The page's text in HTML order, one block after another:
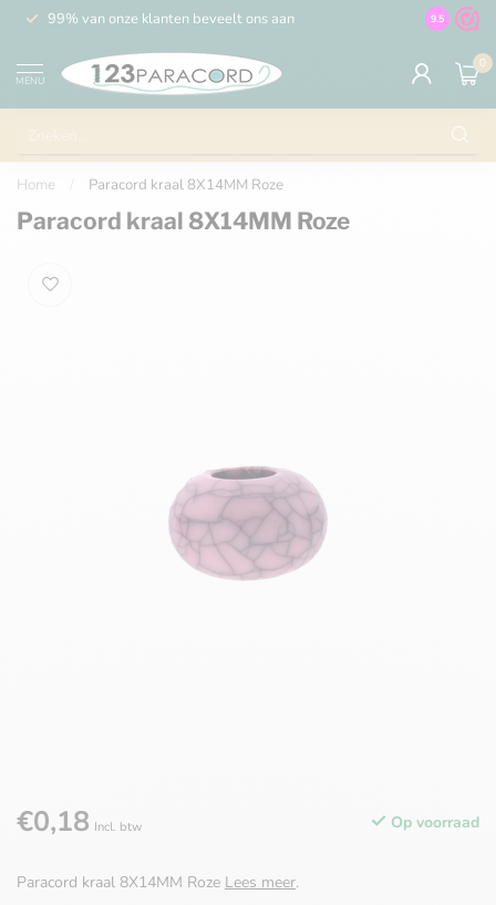
99% van onze klanten beveelt ons aan 100% de
9.5
MENU
0
Home Paracord kraal 8X14MM Roze
Paracord kraal 8X14MM Roze
€0,18 Incl. btw Op voorraad
Paracord kraal 8X14MM Roze Lees meer.